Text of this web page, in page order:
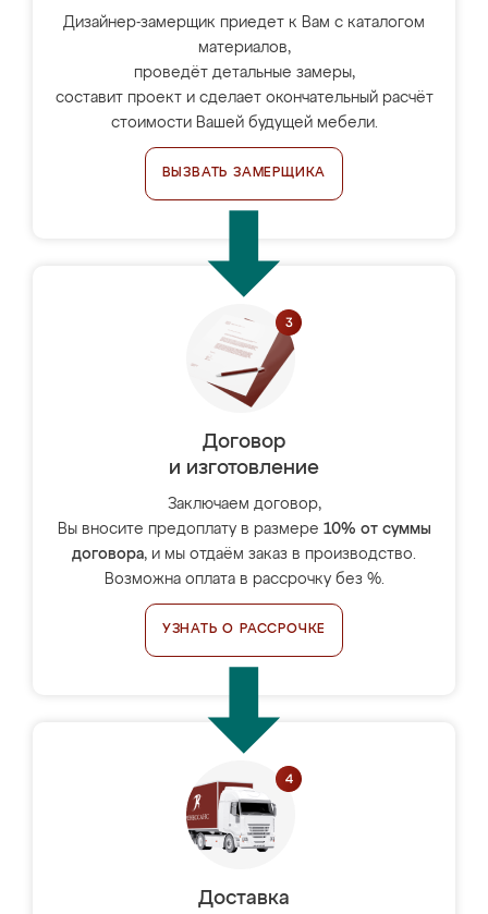
Дизайнер-замерщик приедет к Вам с каталогом
материалов,
проведёт детальные замеры,
составит проект и сделает окончательный расчёт
стоимости Вашей будущей мебели.
ВЫЗВАТЬ ЗАМЕРЩИКА
Договор
и изготовление
Заключаем договор,
Вы вносите предоплату в размере 10% от суммы
договора, и мы отдаём заказ в производство.
Возможна оплата в рассрочку без %.
УЗНАТЬ О РАССРОЧКЕ
Доставка